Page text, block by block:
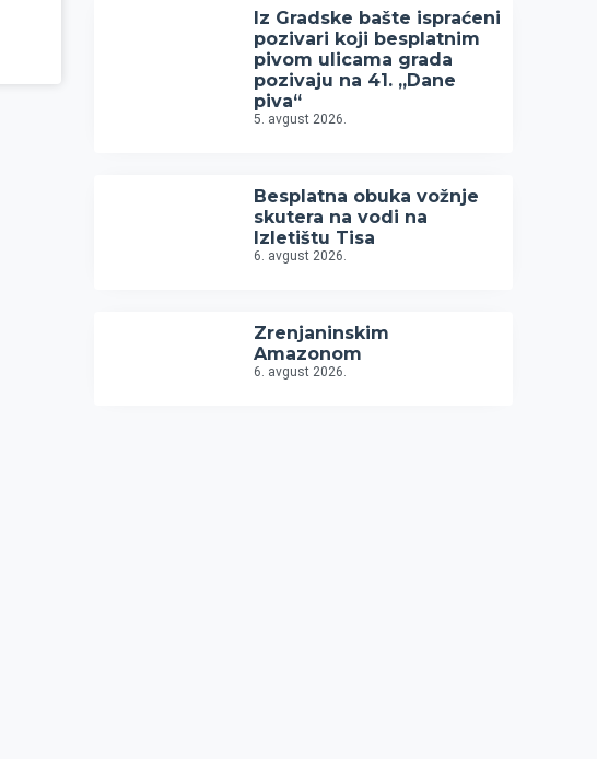
Iz Gradske bašte ispraćeni
pozivari koji besplatnim
pivom ulicama grada
pozivaju na 41. „Dane
piva“
5. avgust 2026.
Besplatna obuka vožnje
skutera na vodi na
Izletištu Tisa
6. avgust 2026.
Zrenjaninskim
Amazonom
6. avgust 2026.